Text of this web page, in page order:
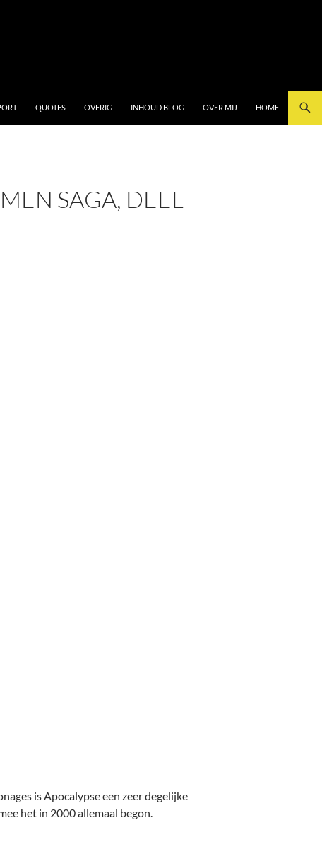
QUOTES OVERIG INHOUD BLOG OVER MIJ HOME
SAGA, DEEL
is Apocalypse een zeer degelijke
het in 2000 allemaal begon.